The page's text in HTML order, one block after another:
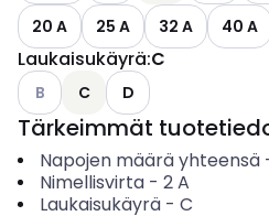
20 A
25 A 32 A 40 A
Laukaisukäyrä:C
Katso käytettävissä olevat
B C D
Tärkeimmät
Napojen määrä yhteensä
Nimellisvirta- 2A
Laukaisukäyrä- C